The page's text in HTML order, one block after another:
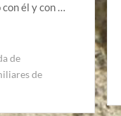
él y con …
de
de